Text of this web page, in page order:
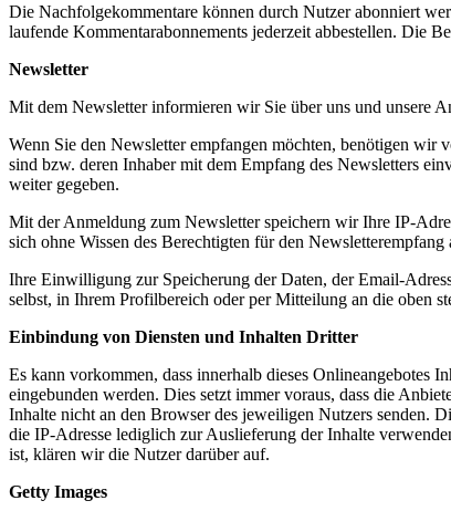
Die Nachfolgekommentare können durch Nutzer abonniert
laufende Kommentarabonnements jederzeit abbestellen. Die
Newsletter
Mit dem Newsletter informieren wir Sie über uns und unsere
Wenn Sie den Newsletter empfangen möchten, benötigen wir
sind bzw. deren Inhaber mit dem Empfang des Newsletters
weiter gegeben.
Mit der Anmeldung zum Newsletter speichern wir Ihre IP-
sich ohne Wissen des Berechtigten für den Newsletterempfang
Ihre Einwilligung zur Speicherung der Daten, der Email-
selbst, in Ihrem Profilbereich oder per Mitteilung an die oben
Einbindung von Diensten und Inhalten Dritter
Es kann vorkommen, dass innerhalb dieses Onlineangebotes
eingebunden werden. Dies setzt immer voraus, dass die
Inhalte nicht an den Browser des jeweiligen Nutzers senden.
die IP-Adresse lediglich zur Auslieferung der Inhalte
ist, klären wir die Nutzer darüber auf.
Getty Images